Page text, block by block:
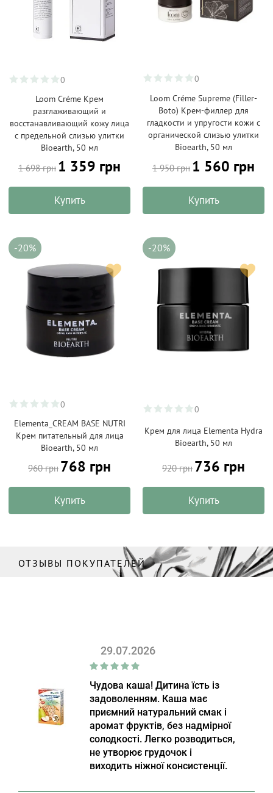
0
Loom Créme Крем
разглаживающий и
восстанавливающий кожу лица
с предельной слизью улитки
Bioearth, 50 мл
1 698 грн 1 359 грн
Купить
0
Loom Créme Supreme (Filler-
Boto) Крем-филлер для
гладкости и упругости кожи с
органической слизью улитки
Bioearth, 50 мл
1 950 грн 1 560 грн
Купить
-20%
0
Elementa_CREAM BASE NUTRI
Крем питательный для лица
Bioearth, 50 мл
960 грн 768 грн
Купить
-20%
0
Крем для лица Elementa Hydra
Bioearth, 50 мл
920 грн 736 грн
Купить
ОТЗЫВЫ ПОКУПАТЕЛЕЙ
29.07.2026
Чудова каша! Дитина їсть із
задоволенням. Каша має
приємний натуральний смак і
аромат фруктів, без надмірної
солодкості. Легко розводиться,
не утворює грудочок і
виходить ніжної консистенції.